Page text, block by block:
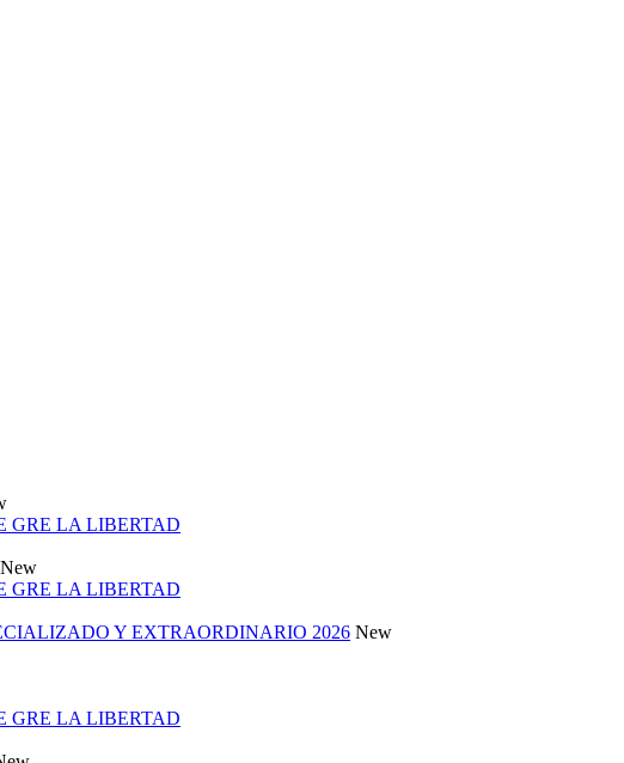
GRE LA LIBERTAD
New
GRE LA LIBERTAD
Y EXTRAORDINARIO 2026 New
GRE LA LIBERTAD